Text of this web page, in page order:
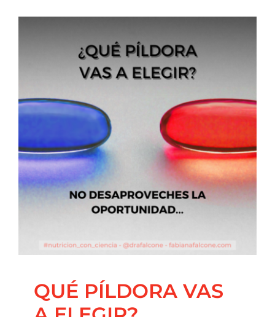
QUÉ PÍLDORA VAS A
ELEGIR?
QUÉ PÍLDORA VAS